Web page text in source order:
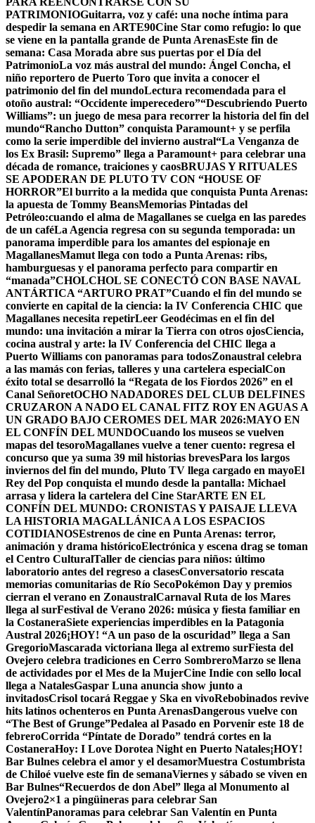
PATRIMONIOGuitarra, voz y café: una noche íntima para
despedir la semana en ARTE90Cine Star como refugio: lo que
se viene en la pantalla grande de Punta ArenasEste fin de
semana: Casa Morada abre sus puertas por el Día del
PatrimonioLa voz más austral del mundo: Ángel Concha, el
niño reportero de Puerto Toro que invita a conocer el
patrimonio del fin del mundoLectura recomendada para el
otoño austral: “Occidente imperecedero”“Descubriendo Puerto
Williams”: un juego de mesa para recorrer la historia del fin del
mundo“Rancho Dutton” conquista Paramount+ y se perfila
como la serie imperdible del invierno austral“La Venganza de
los Ex Brasil: Supremo” llega a Paramount+ para celebrar una
década de romance, traiciones y caosBRUJAS Y RITUALES
SE APODERAN DE PLUTO TV CON “HOUSE OF
HORROR”El burrito a la medida que conquista Punta Arenas:
la apuesta de Tommy BeansMemorias Pintadas del
Petróleo:cuando el alma de Magallanes se cuelga en las paredes
de un caféLa Agencia regresa con su segunda temporada: un
panorama imperdible para los amantes del espionaje en
MagallanesMamut llega con todo a Punta Arenas: ribs,
hamburguesas y el panorama perfecto para compartir en
“manada”CHOLCHOL SE CONECTÓ CON BASE NAVAL
ANTÁRTICA “ARTURO PRAT”Cuando el fin del mundo se
convierte en capital de la ciencia: la IV Conferencia CHIC que
Magallanes necesita repetirLeer Geodécimas en el fin del
mundo: una invitación a mirar la Tierra con otros ojosCiencia,
cocina austral y arte: la IV Conferencia del CHIC llega a
Puerto Williams con panoramas para todosZonaustral celebra
a las mamás con ferias, talleres y una cartelera especialCon
éxito total se desarrolló la “Regata de los Fiordos 2026” en el
Canal SeñoretOCHO NADADORES DEL CLUB DELFINES
CRUZARON A NADO EL CANAL FITZ ROY EN AGUAS A
UN GRADO BAJO CEROMES DEL MAR 2026:MAYO EN
EL CONFÍN DEL MUNDOCuando los museos se vuelven
mapas del tesoroMagallanes vuelve a tener cuento: regresa el
concurso que ya suma 39 mil historias brevesPara los largos
inviernos del fin del mundo, Pluto TV llega cargado en mayoEl
Rey del Pop conquista el mundo desde la pantalla: Michael
arrasa y lidera la cartelera del Cine StarARTE EN EL
CONFÍN DEL MUNDO: CRONISTAS Y PAISAJE LLEVA
LA HISTORIA MAGALLÁNICA A LOS ESPACIOS
COTIDIANOSEstrenos de cine en Punta Arenas: terror,
animación y drama históricoElectrónica y escena drag se toman
el Centro CulturalTaller de ciencias para niños: último
laboratorio antes del regreso a clasesConversatorio rescata
memorias comunitarias de Río SecoPokémon Day y premios
cierran el verano en ZonaustralCarnaval Ruta de los Mares
llega al surFestival de Verano 2026: música y fiesta familiar en
la CostaneraSiete experiencias imperdibles en la Patagonia
Austral 2026¡HOY! “A un paso de la oscuridad” llega a San
GregorioMascarada victoriana llega al extremo surFiesta del
Ovejero celebra tradiciones en Cerro SombreroMarzo se llena
de actividades por el Mes de la MujerCine Indie con sello local
llega a NatalesGaspar Luna anuncia show junto a
invitadosCrisol tocará Reggae y Ska en vivoRebobinados revive
hits latinos ochenteros en Punta ArenasDangerous vuelve con
“The Best of Grunge”Pedalea al Pasado en Porvenir este 18 de
febreroCorrida “Píntate de Dorado” tendrá cortes en la
CostaneraHoy: I Love Dorotea Night en Puerto Natales¡HOY!
Bar Bulnes celebra el amor y el desamorMuestra Costumbrista
de Chiloé vuelve este fin de semanaViernes y sábado se viven en
Bar Bulnes“Recuerdos de don Abel” llega al Monumento al
Ovejero2×1 a pingüineras para celebrar San
ValentínPanoramas para celebrar San Valentín en Punta